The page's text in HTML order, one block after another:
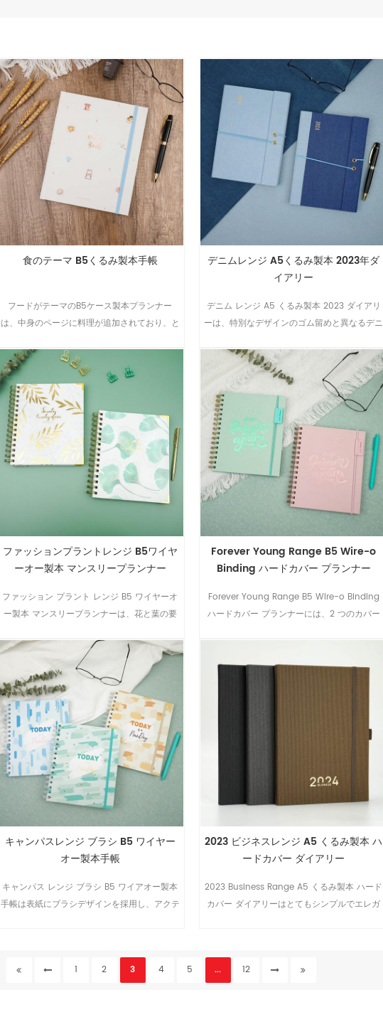
食のテーマ B5くるみ製本手帳
フードがテーマのB5ケース製本プランナー
は、中身のページに料理が追加されており、と
デニムレンジ A5くるみ製本 2023年ダ
イアリー
デニム レンジ A5 くるみ製本 2023 ダイアリ
ーは、特別なデザインのゴム留めと異なるデニ
す。
ファッションプラントレンジ B5ワイヤ
ーオー製本 マンスリープランナー
ファッション プラント レンジ B5 ワイヤーオ
ー製本 マンスリープランナーは、花と葉の要
テムです。
Forever Young Range B5 Wire-o
Binding ハードカバー プランナー
Forever Young Range B5 Wire-o Binding
ハードカバー プランナーには、2 つのカバー
キャンパスレンジ ブラシ B5 ワイヤー
オー製本手帳
キャンパス レンジ ブラシ B5 ワイアオー製本
手帳は表紙にブラシデザインを採用し、アクテ
2023 ビジネスレンジ A5 くるみ製本 ハ
ードカバー ダイアリー
2023 Business Range A5 くるみ製本 ハード
カバー ダイアリーはとてもシンプルでエレガ
1 2 3 4 5 ... 12